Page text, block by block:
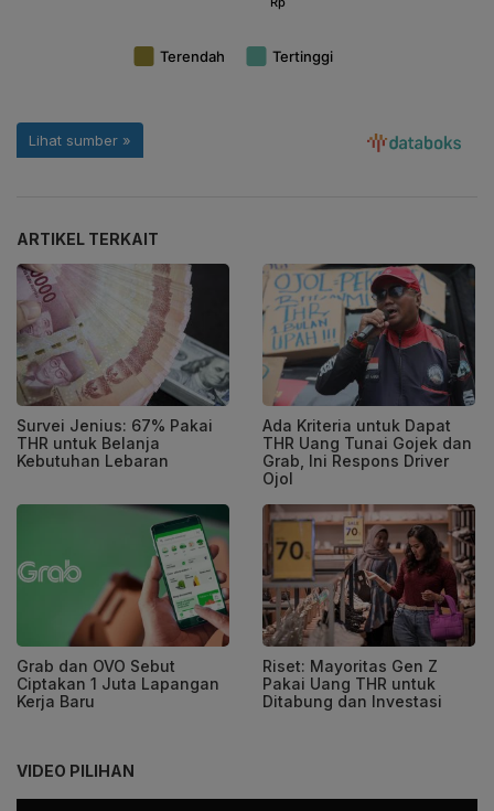
ARTIKEL TERKAIT
Survei Jenius: 67% Pakai
THR untuk Belanja
Kebutuhan Lebaran
Ada Kriteria untuk Dapat
THR Uang Tunai Gojek dan
Grab, Ini Respons Driver
Ojol
Grab dan OVO Sebut
Ciptakan 1 Juta Lapangan
Kerja Baru
Riset: Mayoritas Gen Z
Pakai Uang THR untuk
Ditabung dan Investasi
VIDEO PILIHAN